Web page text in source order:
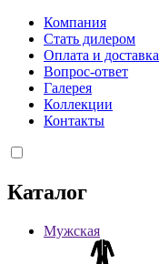
Компания
Стать дилером
Оплата и доставка
Вопрос-ответ
Галерея
Коллекции
Контакты
Каталог
Мужская